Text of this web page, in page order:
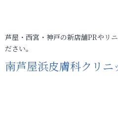
芦屋・西宮・神戸の新店舗PRやリ
ださい。
南芦屋浜皮膚科クリニ